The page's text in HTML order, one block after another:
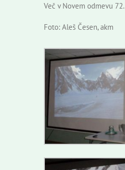
Več v Novem odmevu 72.
Foto: Aleš Česen, akm